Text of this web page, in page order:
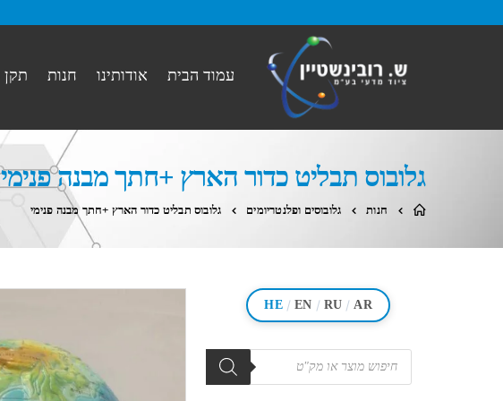
עמוד הבית אודותינו חנות תקן ISO
גלובוס תבליט כדור הארץ +חתך מבנה פנימי
חנות גלובוסים ופלנטריומים גלובוס תבליט כדור הארץ +חתך מבנה פנימי
HE / EN / RU / AR
מוצרים
search